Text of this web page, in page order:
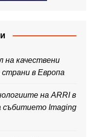
на качествени
в Европа
на ARRI в
събитието Imaging